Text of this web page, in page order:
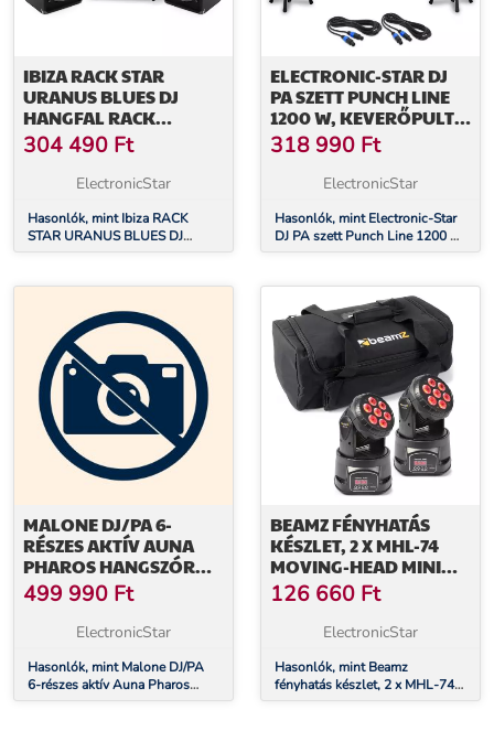
IBIZA RACK STAR
URANUS BLUES DJ
HANGFAL RACK
KÉSZLET, 250 EMBER
304 490 Ft
ElectronicStar
Hasonlók, mint Ibiza RACK
STAR URANUS BLUES DJ
HANGFAL RACK KÉSZLET, 250
ELECTRONIC-STAR DJ
PA SZETT PUNCH LINE
1200 W, KEVERŐPULT,
USB, SD PORTOK
318 990 Ft
ElectronicStar
Hasonlók, mint Electronic-Star
DJ PA szett Punch Line 1200 W,
keverőpult, USB, SD portok
MALONE DJ/PA 6-
RÉSZES AKTÍV AUNA
PHAROS HANGSZÓRÓ
SZETT, 9600 W
499 990 Ft
ElectronicStar
Hasonlók, mint Malone DJ/PA
6-részes aktív Auna Pharos
hangszóró szett, 9600 W
BEAMZ FÉNYHATÁS
KÉSZLET, 2 X MHL-74
MOVING-HEAD MINI
WASH & 1 X SOFT CASE
126 660 Ft
ElectronicStar
Hasonlók, mint Beamz
fényhatás készlet, 2 x MHL-74
Moving-Head Mini Wash & 1 x